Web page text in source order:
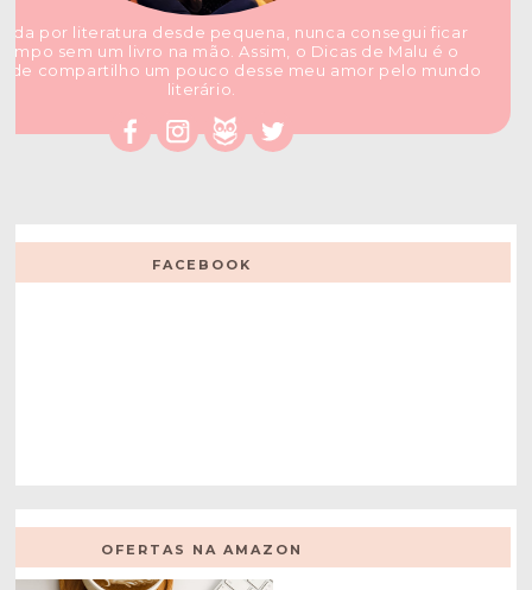
por literatura desde pequena, nunca consegui ficar
sem um livro na mão. Assim, o Dicas de Malu é o
compartilho um pouco desse meu amor pelo mundo
literário.
FACEBOOK
OFERTAS NA AMAZON